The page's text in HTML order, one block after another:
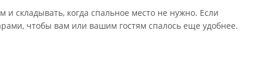
складывать, когда спальное место не нужно. Если
чтобы вам или вашим гостям спалось еще удобнее.